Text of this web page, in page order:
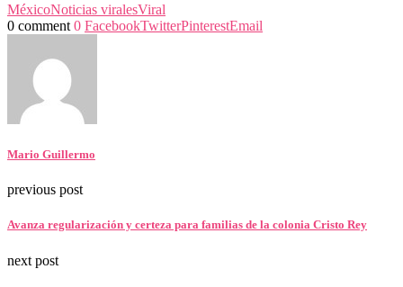
MéxicoNoticias viralesViral
0 comment 0 FacebookTwitterPinterestEmail
Mario Guillermo
previous post
Avanza regularización y certeza para familias de la colonia Cristo Rey
next post